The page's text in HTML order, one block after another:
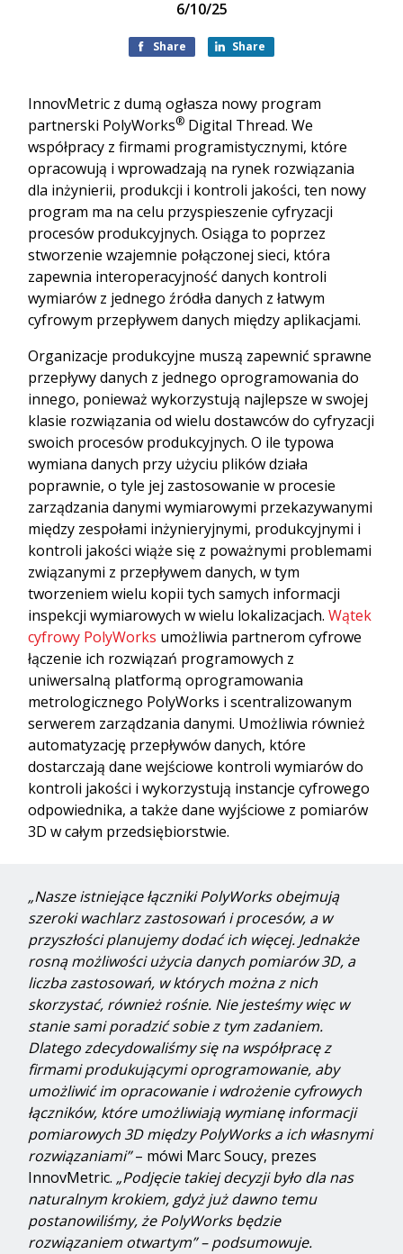
6/10/25
Share Share
InnovMetric z dumą ogłasza nowy program
partnerski PolyWorks® Digital Thread. We
współpracy z firmami programistycznymi, które
opracowują i wprowadzają na rynek rozwiązania
dla inżynierii, produkcji i kontroli jakości, ten nowy
program ma na celu przyspieszenie cyfryzacji
procesów produkcyjnych. Osiąga to poprzez
stworzenie wzajemnie połączonej sieci, która
zapewnia interoperacyjność danych kontroli
wymiarów z jednego źródła danych z łatwym
cyfrowym przepływem danych między aplikacjami.
Organizacje produkcyjne muszą zapewnić sprawne
przepływy danych z jednego oprogramowania do
innego, ponieważ wykorzystują najlepsze w swojej
klasie rozwiązania od wielu dostawców do cyfryzacji
swoich procesów produkcyjnych. O ile typowa
wymiana danych przy użyciu plików działa
poprawnie, o tyle jej zastosowanie w procesie
zarządzania danymi wymiarowymi przekazywanymi
między zespołami inżynieryjnymi, produkcyjnymi i
kontroli jakości wiąże się z poważnymi problemami
związanymi z przepływem danych, w tym
tworzeniem wielu kopii tych samych informacji
inspekcji wymiarowych w wielu lokalizacjach. Wątek
cyfrowy PolyWorks umożliwia partnerom cyfrowe
łączenie ich rozwiązań programowych z
uniwersalną platformą oprogramowania
metrologicznego PolyWorks i scentralizowanym
serwerem zarządzania danymi. Umożliwia również
automatyzację przepływów danych, które
dostarczają dane wejściowe kontroli wymiarów do
kontroli jakości i wykorzystują instancje cyfrowego
odpowiednika, a także dane wyjściowe z pomiarów
3D w całym przedsiębiorstwie.
„Nasze istniejące łączniki PolyWorks obejmują
szeroki wachlarz zastosowań i procesów, a w
przyszłości planujemy dodać ich więcej. Jednakże
rosną możliwości użycia danych pomiarów 3D, a
liczba zastosowań, w których można z nich
skorzystać, również rośnie. Nie jesteśmy więc w
stanie sami poradzić sobie z tym zadaniem.
Dlatego zdecydowaliśmy się na współpracę z
firmami produkującymi oprogramowanie, aby
umożliwić im opracowanie i wdrożenie cyfrowych
łączników, które umożliwiają wymianę informacji
pomiarowych 3D między PolyWorks a ich własnymi
rozwiązaniami”– mówi Marc Soucy, prezes
InnovMetric. „Podjęcie takiej decyzji było dla nas
naturalnym krokiem, gdyż już dawno temu
postanowiliśmy, że PolyWorks będzie
rozwiązaniem otwartym” – podsumowuje.